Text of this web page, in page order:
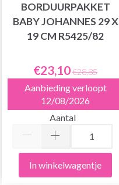
BORDUURPAKKET
BABY JOHANNES 29 X
19 CM R5425/82
€23,10€28,85
Aanbieding verloopt
12/08/2026
Aantal
In winkelwagentje